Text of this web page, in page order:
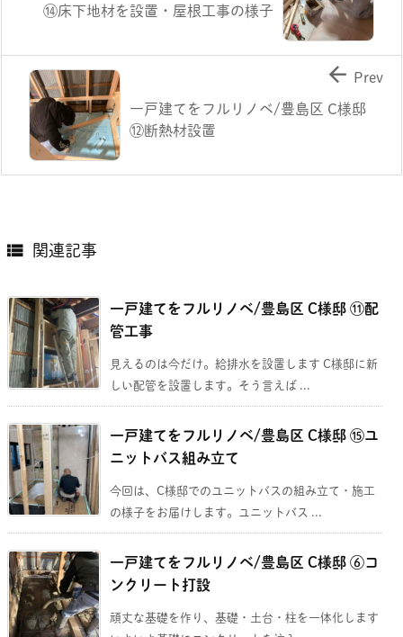
⑭床下地材を設置・屋根工事の様子
一戸建てをフルリノベ/豊島区 C様邸
⑫断熱材設置
 Prev
 関連記事
一戸建てをフルリノベ/豊島区 C様邸 ⑪配
管工事
見えるのは今だけ。給排水を設置します C様邸に新
しい配管を設置します。そう言えば ...
一戸建てをフルリノベ/豊島区 C様邸 ⑮ユ
ニットバス組み立て
今回は、C様邸でのユニットバスの組み立て・施工
の様子をお届けします。ユニットバス ...
一戸建てをフルリノベ/豊島区 C様邸 ⑥コ
ンクリート打設
頑丈な基礎を作り、基礎・土台・柱を一体化します